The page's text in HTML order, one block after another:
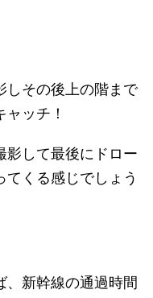
しその後上の階まで
ッチ！
影して最後にドロー
てくる感じでしょう
、新幹線の通過時間